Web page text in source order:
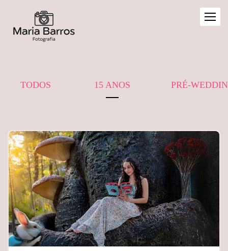
TODOS 15 ANOS PRÉ-